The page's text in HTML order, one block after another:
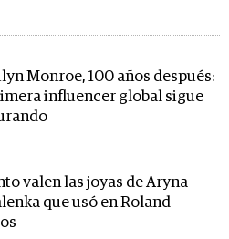
Monroe, 100 años después:
influencer global sigue
valen las joyas de Aryna
que usó en Roland